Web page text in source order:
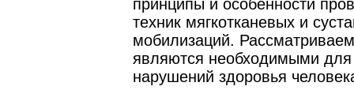
принципы и особенности
техник мягкотканевых и
мобилизаций.
являются необходимыми
нарушений здоровья